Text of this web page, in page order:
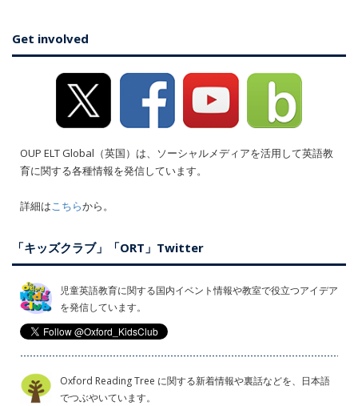
Get involved
OUP ELT Global（英国）は、ソーシャルメディアを活用して英語教
育に関する各種情報を発信しています。
詳細はこちらから。
「キッズクラブ」「ORT」Twitter
児童英語教育に関する国内イベント情報や教室で役立つアイデア
を発信しています。
Oxford Reading Tree に関する新着情報や裏話などを、日本語
でつぶやいています。